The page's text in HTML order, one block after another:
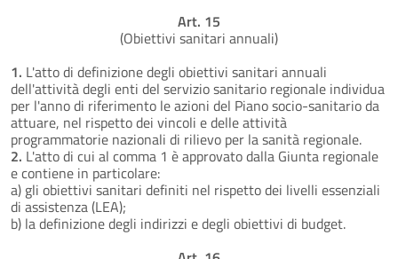
Art. 15
(Obiettivi sanitari annuali)
1. L'atto di definizione degli obiettivi sanitari annuali
dell'attività degli enti del servizio sanitario regionale individua
per l'anno di riferimento le azioni del Piano socio-sanitario da
attuare, nel rispetto dei vincoli e delle attività
programmatorie nazionali di rilievo per la sanità regionale.
2. L'atto di cui al comma 1 è approvato dalla Giunta regionale
e contiene in particolare:
a) gli obiettivi sanitari definiti nel rispetto dei livelli essenziali
di assistenza (LEA);
b) la definizione degli indirizzi e degli obiettivi di budget.